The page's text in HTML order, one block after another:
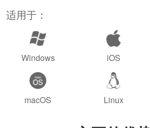
适用于：
Windows iOS
macOS Linux